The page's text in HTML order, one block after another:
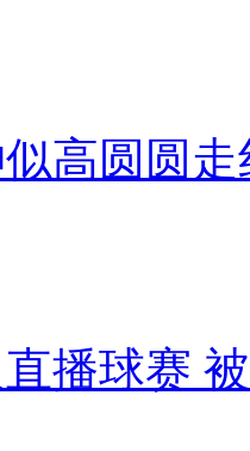
高圆圆走
播球赛